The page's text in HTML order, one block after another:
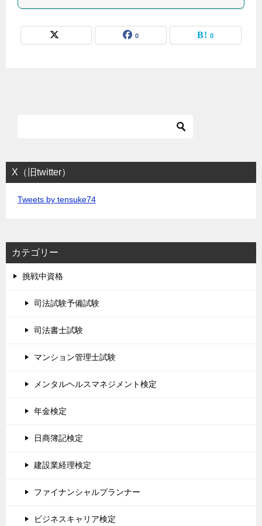
0 0
X（旧twitter）
Tweets by tensuke74
カテゴリー
挑戦中資格
司法試験予備試験
司法書士試験
マンション管理士試験
メンタルヘルスマネジメント検定
年金検定
日商簿記検定
建設業経理検定
ファイナンシャルプランナー
ビジネスキャリア検定